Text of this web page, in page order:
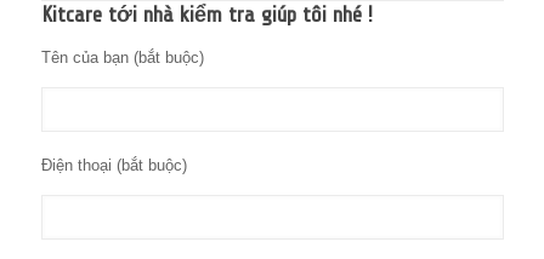
Kitcare tới nhà kiểm tra giúp tôi nhé !
Tên của bạn (bắt buộc)
Điện thoại (bắt buộc)